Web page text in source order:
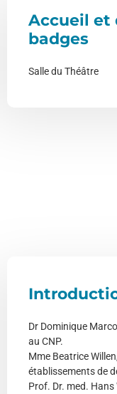
Accueil et
badges
Salle du Théâtre
Dr Dominique
au CNP.
Mme Beatrice
établissements de
Prof. Dr. med.